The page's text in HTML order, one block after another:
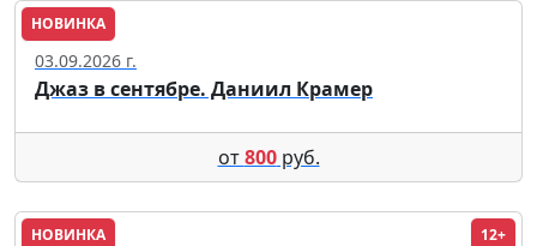
НОВИНКА
Москва
03.09.2026 г.
Джаз в сентябре. Даниил Крамер
от800руб.
НОВИНКА 12+